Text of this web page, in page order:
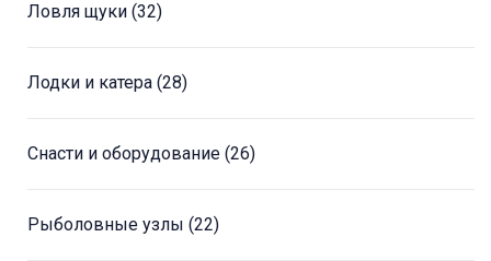
Ловля щуки (32)
Лодки и катера (28)
Снасти и оборудование (26)
Рыболовные узлы (22)